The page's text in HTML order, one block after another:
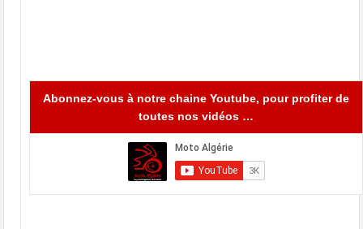
Abonnez-vous à notre chaine Youtube, pour profiter de
toutes nos vidéos …